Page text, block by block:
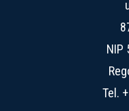
NIP
Tel.